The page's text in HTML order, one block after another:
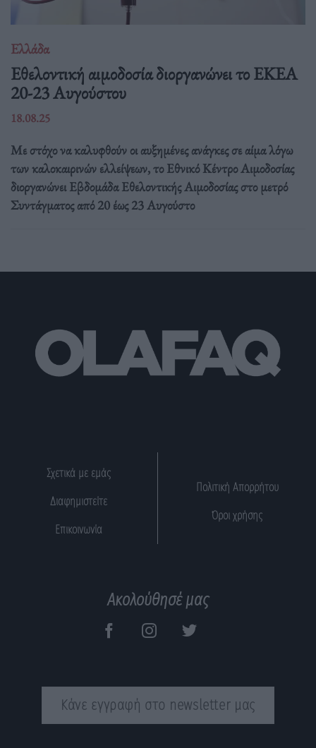
Ελλάδα
Eθελοντική αιμοδοσία διοργανώνει το ΕΚΕΑ
20-23 Αυγούστου
18.08.25
Με στόχο να καλυφθούν οι αυξημένες ανάγκες σε αίμα λόγω
των καλοκαιρινών ελλείψεων, το Εθνικό Κέντρο Αιμοδοσίας
διοργανώνει Εβδομάδα Εθελοντικής Αιμοδοσίας στο μετρό
Συντάγματος από 20 έως 23 Αυγούστο
Σχετικά με εμάς
Διαφημιστείτε
Επικοινωνία
Πολιτική Απορρήτου
Όροι χρήσης
Ακολούθησέ μας
Κάνε εγγραφή στο newsletter μας